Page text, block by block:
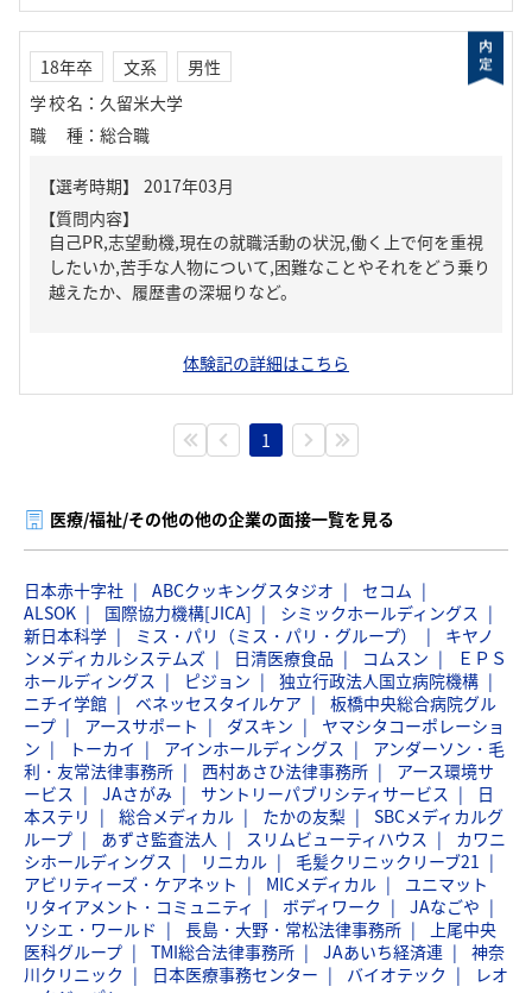
18年卒 文系
男性
学校名 ： 久留米大学
職種 ： 総合職
【質問内容】
自己PR,志望動機,現在の就職活動の状況,働く上で何を重視
したいか,苦手な人物について,困難なことやそれをどう乗り
越えたか、履歴書の深堀りなど。
体験記の詳細はこちら
1
医療/福祉/その他の他の企業の面接一覧を見る
日本赤十字社 ABCクッキングスタジオ
セコム
ALSOK
国際協力機構[JICA]
シミックホールディングス
新日本科学
ミス・パリ（ミス・パリ・グループ）
キヤノ
ンメディカルシステムズ
日清医療食品 コムスン
ＥＰＳ
ホールディングス
ピジョン
独立行政法人国立病院機構
ニチイ学館
ベネッセスタイルケア
板橋中央総合病院グル
ープ
アースサポート ダスキン
ヤマシタコーポレーショ
ン
トーカイ アインホールディングス
アンダーソン・毛
利・友常法律事務所
西村あさひ法律事務所
アース環境サ
ービス
JAさがみ サントリーパブリシティサービス
日
本ステリ
総合メディカル たかの友梨
SBCメディカルグ
ループ
あずさ監査法人 スリムビューティハウス
カワニ
シホールディングス
リニカル
毛髪クリニックリーブ21
アビリティーズ・ケアネット
MICメディカル
ユニマット
リタイアメント・コミュニティ
ボディワーク
JAなごや
ソシエ・ワールド
長島・大野・常松法律事務所
上尾中央
医科グループ
TMI総合法律事務所 JAあいち経済連
神奈
川クリニック
日本医療事務センター バイオテック
レオ